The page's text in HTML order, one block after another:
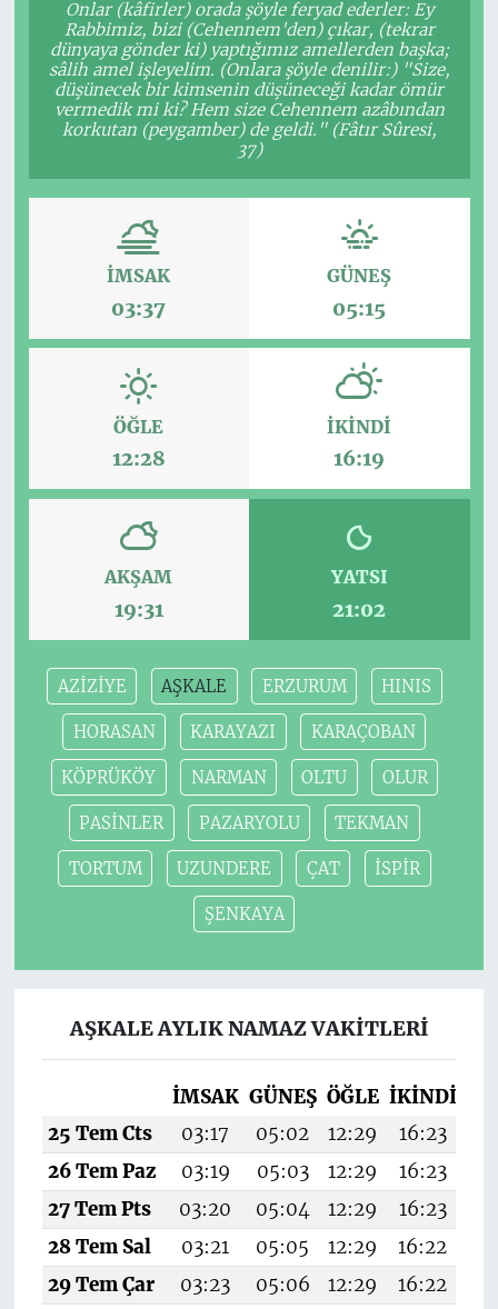
Onlar (kâfirler) orada şöyle feryad ederler: Ey
Rabbimiz, bizi (Cehennem'den) çıkar, (tekrar
dünyaya gönder ki) yaptığımız amellerden başka;
sâlih amel işleyelim. (Onlara şöyle denilir:) "Size,
düşünecek bir kimsenin düşüneceği kadar ömür
vermedik mi ki? Hem size Cehennem azâbından
korkutan (peygamber) de geldi." (Fâtır Sûresi,
37)
İMSAK
03:37
GÜNEŞ
05:15
ÖĞLE
12:28
İKINDI
16:19
AKŞAM
19:31
YATSI
21:02
AZİZİYE AŞKALE ERZURUM HINIS
HORASAN KARAYAZI KARAÇOBAN
KÖPRÜKÖY NARMAN OLTU OLUR
PASİNLER PAZARYOLU TEKMAN
TORTUM UZUNDERE ÇAT İSPİR
ŞENKAYA
AŞKALE AYLIK NAMAZ VAKITLERI
İMSAK GÜNEŞ ÖĞLE İKINDI
25 Tem Cts
03:17 05:02 12:29 16:23
26 Tem Paz
03:19 05:03 12:29 16:23
27 Tem Pts
03:20 05:04 12:29 16:23
28 Tem Sal
03:21 05:05 12:29 16:22
29 Tem Çar
03:23 05:06 12:29 16:22